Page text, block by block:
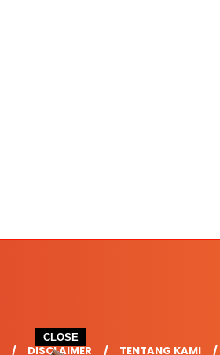
CLOSE
DISCLAIMER TENTANG KAMI